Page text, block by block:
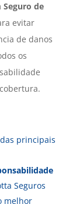
Seguro de
evitar
de danos
os
das principais
Seguros
melhor